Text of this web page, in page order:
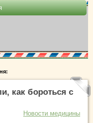
как бороться с
Новости медицины